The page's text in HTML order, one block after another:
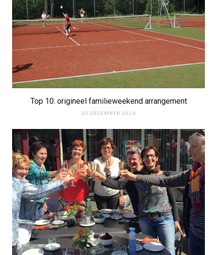
Top 10: origineel familieweekend arrangement
22 DECEMBER 2024